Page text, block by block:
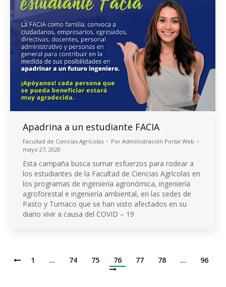
Apadrina a un estudiante FACIA
Facultad de Ciencias Agrícolas Por Administración Portal Web
mayo 27, 2020
Esta campaña busca sumar esfuerzos para rodear a
los estudiantes de la Facultad de Ciencias Agrícolas en
los programas de ingeniería agronómica, ingeniería
agroforestal e ingeniería ambiental, en las sedes de
Pasto y Tumaco que se han visto afectados en su
diario vivir a causa del COVID – 19
1 … 74 75 76 77 78 … 96